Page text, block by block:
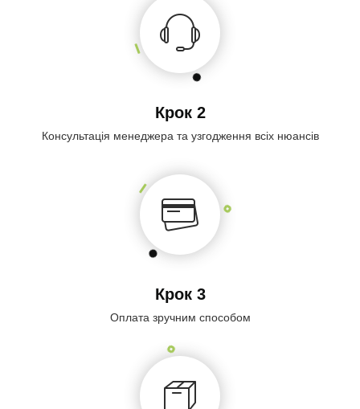
Крок 2
Консультація менеджера та узгодження всіх нюансів
Крок 3
Оплата зручним способом